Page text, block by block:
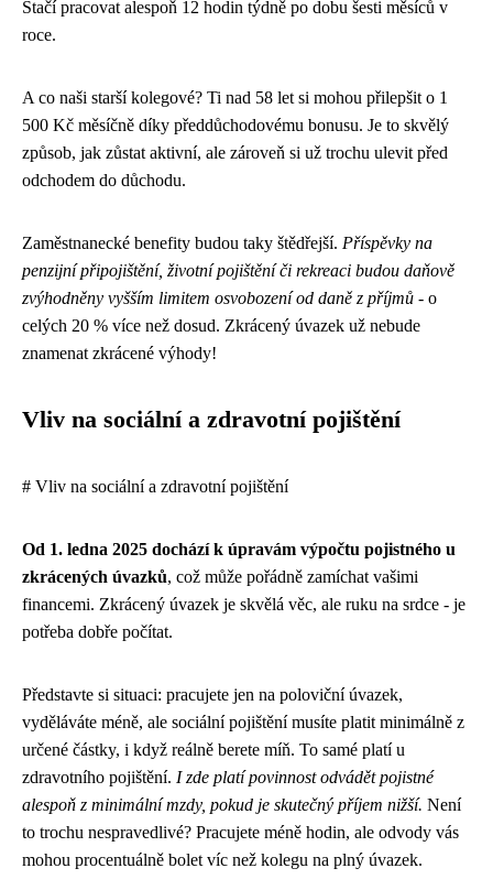
Stačí pracovat alespoň 12 hodin týdně po dobu šesti měsíců v
roce.
A co naši starší kolegové? Ti nad 58 let si mohou přilepšit o 1
500 Kč měsíčně díky předdůchodovému bonusu. Je to skvělý
způsob, jak zůstat aktivní, ale zároveň si už trochu ulevit před
odchodem do důchodu.
Zaměstnanecké benefity budou taky štědřejší. Příspěvky na
penzijní připojištění, životní pojištění či rekreaci budou daňově
zvýhodněny vyšším limitem osvobození od daně z příjmů - o
celých 20 % více než dosud. Zkrácený úvazek už nebude
znamenat zkrácené výhody!
Vliv na sociální a zdravotní pojištění
# Vliv na sociální a zdravotní pojištění
Od 1. ledna 2025 dochází k úpravám výpočtu pojistného u
zkrácených úvazků, což může pořádně zamíchat vašimi
financemi. Zkrácený úvazek je skvělá věc, ale ruku na srdce - je
potřeba dobře počítat.
Představte si situaci: pracujete jen na poloviční úvazek,
vyděláváte méně, ale sociální pojištění musíte platit minimálně z
určené částky, i když reálně berete míň. To samé platí u
zdravotního pojištění. I zde platí povinnost odvádět pojistné
alespoň z minimální mzdy, pokud je skutečný příjem nižší. Není
to trochu nespravedlivé? Pracujete méně hodin, ale odvody vás
mohou procentuálně bolet víc než kolegu na plný úvazek.